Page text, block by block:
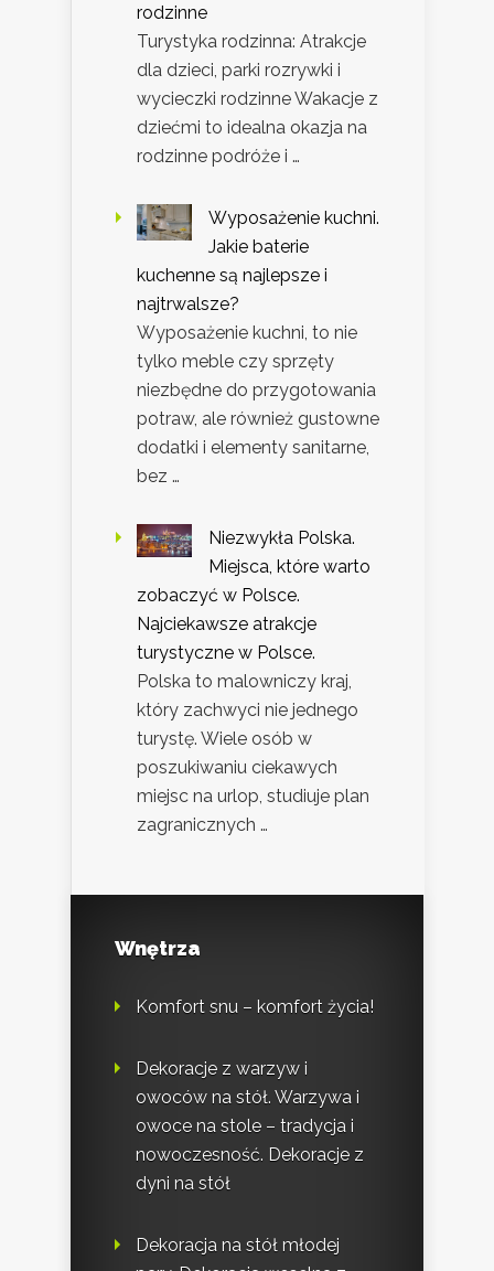
rodzinne
Turystyka rodzinna: Atrakcje
dla dzieci, parki rozrywki i
wycieczki rodzinne Wakacje z
dziećmi to idealna okazja na
rodzinne podróże i …
Wyposażenie kuchni.
Jakie baterie
kuchenne są najlepsze i
najtrwalsze?
Wyposażenie kuchni, to nie
tylko meble czy sprzęty
niezbędne do przygotowania
potraw, ale również gustowne
dodatki i elementy sanitarne,
bez …
Niezwykła Polska.
Miejsca, które warto
zobaczyć w Polsce.
Najciekawsze atrakcje
turystyczne w Polsce.
Polska to malowniczy kraj,
który zachwyci nie jednego
turystę. Wiele osób w
poszukiwaniu ciekawych
miejsc na urlop, studiuje plan
zagranicznych …
Wnętrza
Komfort snu – komfort życia!
Dekoracje z warzyw i
owoców na stół. Warzywa i
owoce na stole – tradycja i
nowoczesność. Dekoracje z
dyni na stół
Dekoracja na stół młodej